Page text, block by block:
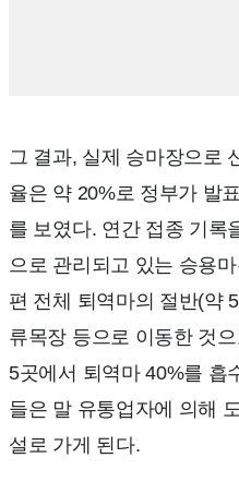
그 결과, 실제 승마장으로
율은 약 20%로 정부가 발
를 보였다. 연간 접종 기록
으로 관리되고 있는 승용
편 전체 퇴역마의 절반(약
류목장 등으로 이동한 것
5곳에서 퇴역마 40%를 흡
들은 말 유통업자에 의해
설로 가게 된다.